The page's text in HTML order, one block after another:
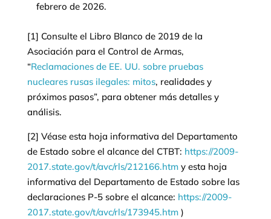
febrero de 2026.
[1] Consulte el Libro Blanco de 2019 de la
Asociación para el Control de Armas,
“Reclamaciones de EE. UU. sobre pruebas
nucleares rusas ilegales: mitos, realidades y
próximos pasos”, para obtener más detalles y
análisis.
[2] Véase esta hoja informativa del Departamento
de Estado sobre el alcance del CTBT: https://2009-
2017.state.gov/t/avc/rls/212166.htmy esta hoja
informativa del Departamento de Estado sobre las
declaraciones P-5 sobre el alcance: https://2009-
2017.state.gov/t/avc/rls/173945.htm)